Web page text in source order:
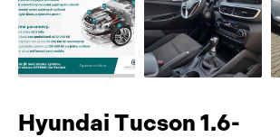
Hyundai Tucson 1.6-